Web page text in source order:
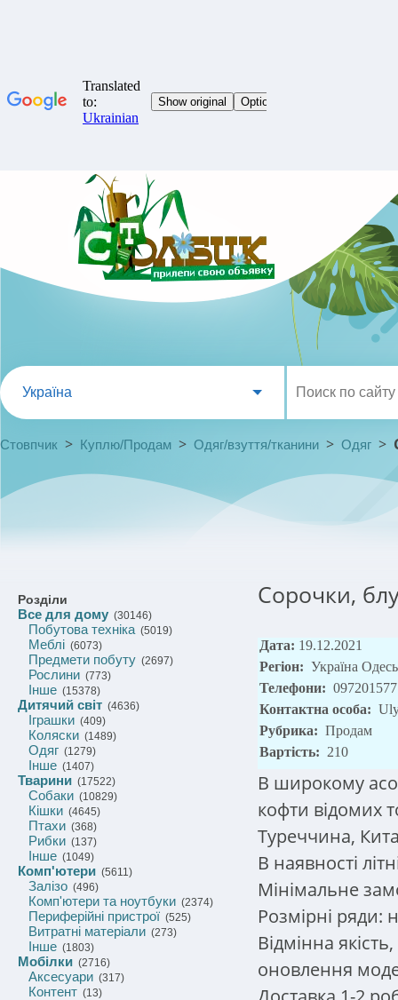
Україна
Стовпчик > Куплю/Продам > Одяг/взуття/тканини > Одяг >
Розділи
Все для дому (30146)
Побутова техніка(5019)
Меблі (6073)
Предмети побуту (2697)
Рослини (773)
Інше (15378)
Дитячий світ (4636)
Іграшки (409)
Коляски (1489)
Одяг (1279)
Інше (1407)
Тварини (17522)
Собаки (10829)
Кішки (4645)
Птахи (368)
Рибки (137)
Інше (1049)
Комп'ютери (5611)
Залізо (496)
Комп'ютери та ноутбуки (2374)
Периферійні пристрої (525)
Витратні матеріали (273)
Інше (1803)
Мобілки (2716)
Аксесуари (317)
Контент (13)
Сорочки,
Дата: 19.12.2021
Регіон: Україна
Телефони:
Контактна особа:
Рубрика: Продам
Вартість: 210
В широкому
кофти відомих
Туреччина,
В наявності
Мінімальне
Розмірні ряди:
Відмінна
оновлення